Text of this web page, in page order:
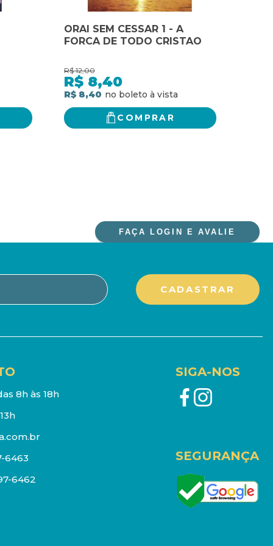
ORAI SEM CESSAR 1 - A
FORCA DE TODO CRISTAO
R$ 12,00
R$ 8,40
R$ 8,40
COMPRAR
FAÇA LOGIN E AVALIE
8h às 18h
6463
6462
SIGA-NOS
SEGURANÇA